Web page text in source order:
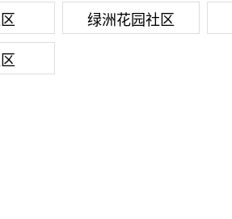
绿洲花园社区